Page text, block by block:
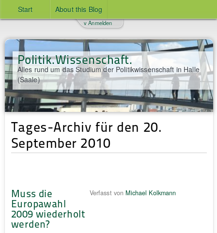
Start About this Blog
Politik.Wissenschaft.
Alles rund um das Studium der Politikwissenschaft in Halle
(Saale)
v Anmelden
Tages-Archiv für den 20.
September 2010
Muss die
Europawahl
2009 wiederholt
werden?
Verfasst von Michael Kolkmann